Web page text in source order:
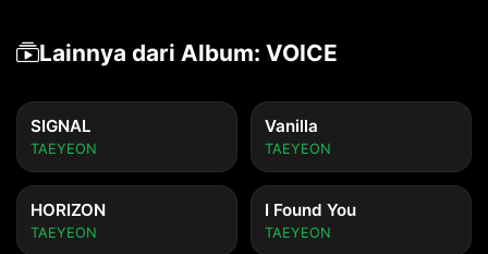
Lainnya dari Album: VOICE
SIGNAL
TAEYEON
Vanilla
TAEYEON
HORIZON
TAEYEON
I Found You
TAEYEON